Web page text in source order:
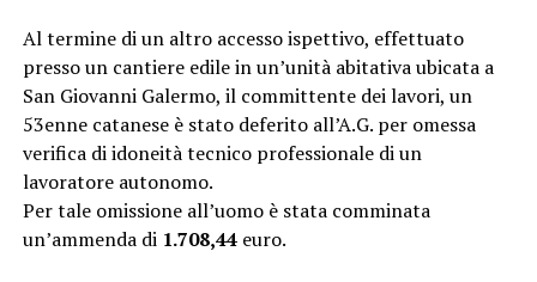
Al termine di un altro accesso ispettivo, effettuato
presso un cantiere edile in un’unità abitativa ubicata a
San Giovanni Galermo, il committente dei lavori, un
53enne catanese è stato deferito all’A.G. per omessa
verifica di idoneità tecnico professionale di un
lavoratore autonomo.
Per tale omissione all’uomo è stata comminata
un’ammenda di 1.708,44euro.